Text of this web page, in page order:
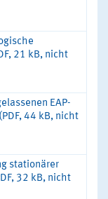
21 kB, nicht
EAP-
44 kB, nicht
stationärer
32 kB, nicht